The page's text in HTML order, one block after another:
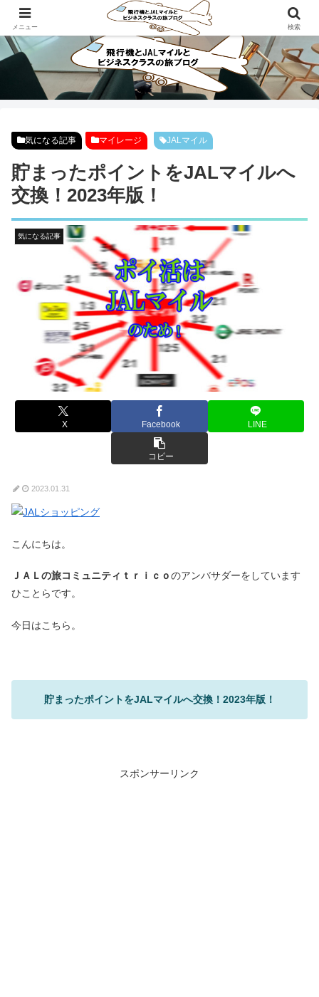
ビジネスクラスで旅にでよう！！
気になる記事 マイレージ JALマイル
貯まったポイントをJALマイルへ
交換！2023年版！
気になる記事
X Facebook LINE
コピー
2023.01.31
こんにちは。
ＪＡＬの旅コミュニティｔｒｉｃｏのアンバサダーをしています
ひことらです。
今日はこちら。
貯まったポイントをJALマイルへ交換！2023年版！
スポンサーリンク
メニュー 検索